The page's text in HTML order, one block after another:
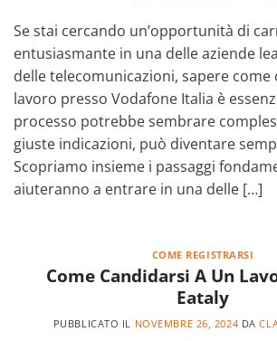
Se stai cercando un’opportunità di
entusiasmante in una delle aziende
delle telecomunicazioni, sapere come
lavoro presso Vodafone Italia è
processo potrebbe sembrare
giuste indicazioni, può diventare
Scopriamo insieme i passaggi
aiuteranno a entrare in una delle […]
COME REGISTRARSI
Come Candidarsi A Un
Eataly
PUBBLICATO IL NOVEMBRE 26, 2024 DA